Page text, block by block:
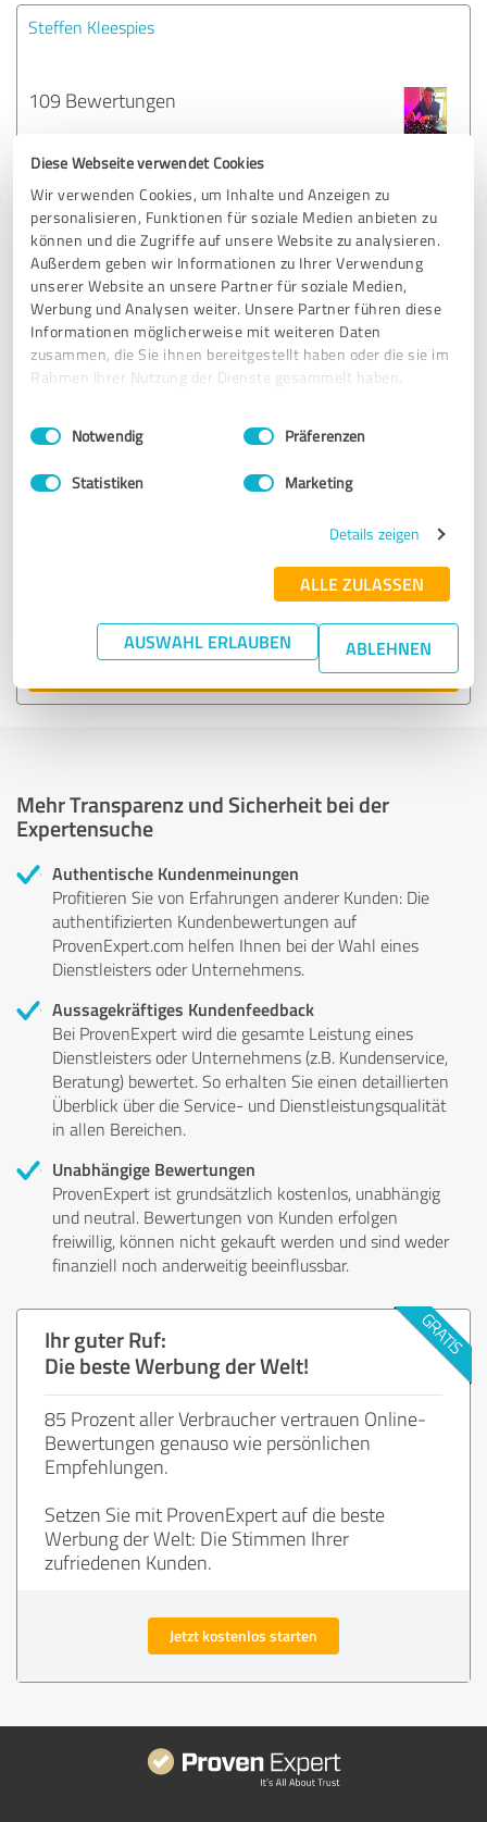
Diese Webseite verwendet Cookies
Wir verwenden Cookies, um Inhalte und Anzeigen zu
personalisieren, Funktionen für soziale Medien anbieten zu
können und die Zugriffe auf unsere Website zu analysieren.
Außerdem geben wir Informationen zu Ihrer Verwendung
unserer Website an unsere Partner für soziale Medien,
Werbung und Analysen weiter. Unsere Partner führen diese
Informationen möglicherweise mit weiteren Daten
zusammen, die Sie ihnen bereitgestellt haben oder die sie im
Rahmen Ihrer Nutzung der Dienste gesammelt haben.
Impressum Datenschutzbestimmungen
Einwilligungsauswahl
Notwendig Präferenzen
Statistiken Marketing
Details zeigen
ALLE ZULASSEN
AUSWAHL ERLAUBEN ABLEHNEN
Steffen Kleespies
109 Bewertungen
Tipp: Die passenden Experten finden - mit
dem ExpertCompass
Fordern Sie kostenlos Angebote an, von Dienstleistern in ganz
Deutschland, die von anderen Kunden bereits bewertet und
empfohlen wurden.
14.669 Treffer
zu Events & Entertainment in Munster
Mehr Transparenz und Sicherheit bei der
Expertensuche
Authentische Kundenmeinungen
Profitieren Sie von Erfahrungen anderer Kunden: Die
authentifizierten Kundenbewertungen auf
ProvenExpert.com helfen Ihnen bei der Wahl eines
Dienstleisters oder Unternehmens.
Aussagekräftiges Kundenfeedback
Bei ProvenExpert wird die gesamte Leistung eines
Dienstleisters oder Unternehmens (z.B. Kundenservice,
Beratung) bewertet. So erhalten Sie einen detaillierten
Überblick über die Service- und Dienstleistungsqualität
in allen Bereichen.
Unabhängige Bewertungen
ProvenExpert ist grundsätzlich kostenlos, unabhängig
und neutral. Bewertungen von Kunden erfolgen
freiwillig, können nicht gekauft werden und sind weder
finanziell noch anderweitig beeinflussbar.
Ihr guter Ruf:
Die beste Werbung der Welt!
85 Prozent aller Verbraucher vertrauen Online-
Bewertungen genauso wie persönlichen
Empfehlungen.
Setzen Sie mit ProvenExpert auf die beste
Werbung der Welt: Die Stimmen Ihrer
zufriedenen Kunden.
Jetzt kostenlos starten